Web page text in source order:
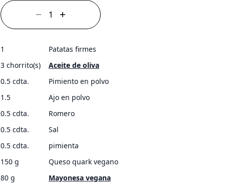
1
Patatas firmes
3 chorrito(s)
Aceite de oliva
0.5 cdta.
Pimiento en polvo
1.5
Ajo en polvo
0.5 cdta.
Romero
0.5 cdta.
Sal
0.5 cdta.
pimienta
150 g
Queso quark vegano
80 g
Mayonesa vegana